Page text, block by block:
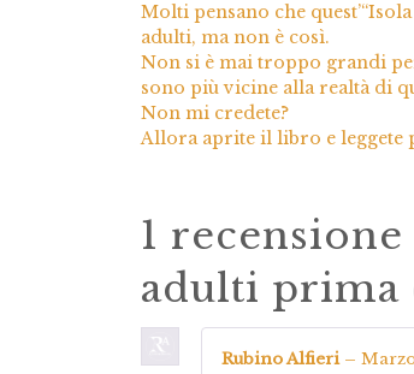
Molti pensano che
adulti, ma non è così.
Non si è mai troppo grandi
sono più vicine alla realtà di
Non mi credete?
Allora aprite il libro e leggete
1
adulti prima
Rubino Alfieri –